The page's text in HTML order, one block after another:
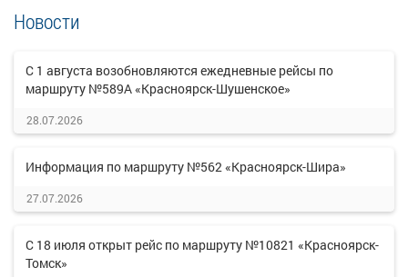
Новости
С 1 августа возобновляются ежедневные рейсы по
маршруту №589А «Красноярск-Шушенское»
28.07.2026
Информация по маршруту №562 «Красноярск-Шира»
27.07.2026
С 18 июля открыт рейс по маршруту №10821 «Красноярск-
Томск»